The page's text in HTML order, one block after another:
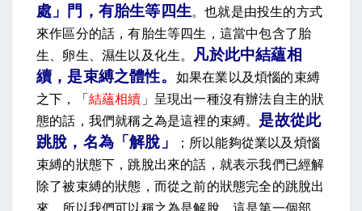
處」門，有胎生等四生。也就是由投生的方式
來作區分的話，有胎生等四生，這當中包含了胎
生、卵生、濕生以及化生。
凡於此中結蘊相
續 ， 是束縛之體性。
如果在業以及煩惱的束縛
之下，「 結蘊相續 」呈現出一種沒有辦法自主的狀
態的話，我們就稱之為是這裡的束縛。 是故從此
跳脫，名為「解脫」
；所以能夠從業以及煩惱
束縛的狀態下，跳脫出來的話，就表示我們已經解
除了被束縛的狀態，而從之前的狀態完全的跳脫出